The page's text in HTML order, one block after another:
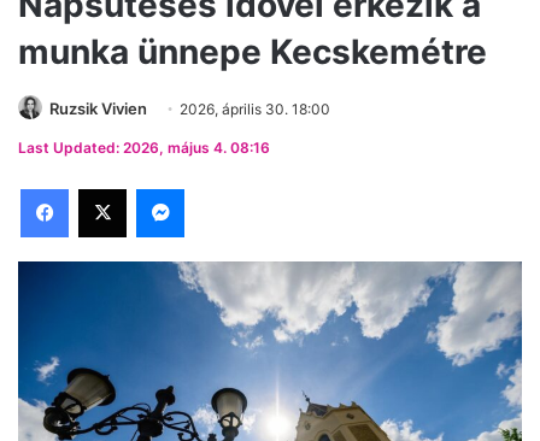
munka ünnepe Kecskemétre
Ruzsik Vivien 2026, április 30. 18:00
Last Updated: 2026, május 4. 08:16
Facebook
X Messenger